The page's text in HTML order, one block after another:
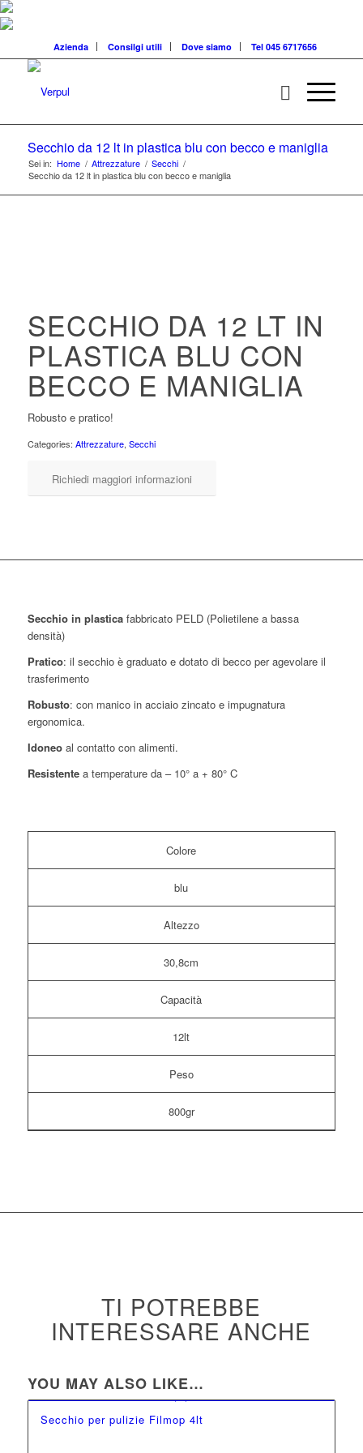
Azienda Consilgi utili Dove siamo Tel 045 6717656
Secchio da 12 lt in plastica blu con becco e maniglia
Sei in: Home / Attrezzature / Secchi /
Secchio da 12 lt in plastica blu con becco e maniglia
SECCHIO DA 12 LT IN
PLASTICA BLU CON
BECCO E MANIGLIA
Robusto e pratico!
Categories: Attrezzature, Secchi
Richiedi maggiori informazioni
Secchio in plasticafabbricato PELD (Polietilene a bassa
densità)
Pratico: il secchio è graduato e dotato di becco per agevolare il
trasferimento
Robusto: con manico in acciaio zincato e impugnatura
ergonomica.
Idoneo al contatto con alimenti.
Resistente a temperature da – 10° a + 80° C
Colore
blu
Altezzo
30,8cm
Capacità
12lt
Peso
800gr
TI POTREBBE
INTERESSARE ANCHE
YOU MAY ALSO LIKE…
Secchio per pulizie Filmop 4lt